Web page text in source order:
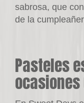
sabrosa, que
de la
Pasteles